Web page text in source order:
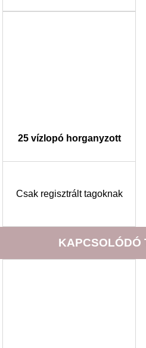
25 vízlopó horganyzott
Csak regisztrált tagoknak
KAPCSOLÓDÓ